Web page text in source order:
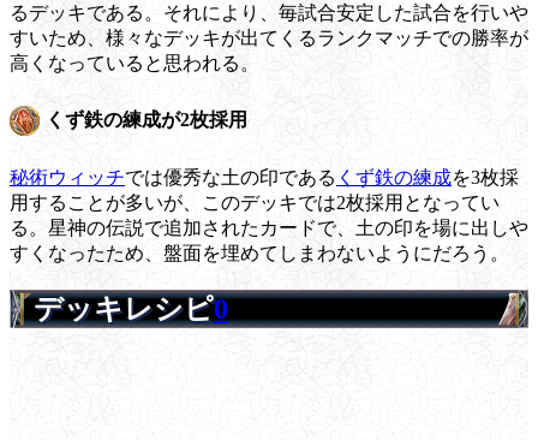
るデッキである。それにより、毎試合安定した試合を行いや
すいため、様々なデッキが出てくるランクマッチでの勝率が
高くなっていると思われる。
くず鉄の練成が2枚採用
秘術ウィッチでは優秀な土の印である くず鉄の練成を3枚採
用することが多いが、このデッキでは2枚採用となってい
る。星神の伝説で追加されたカードで、土の印を場に出しや
すくなったため、盤面を埋めてしまわないようにだろう。
デッキレシピ0